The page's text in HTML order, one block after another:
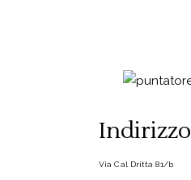
Indirizzo
Via Cal Dritta 81/b